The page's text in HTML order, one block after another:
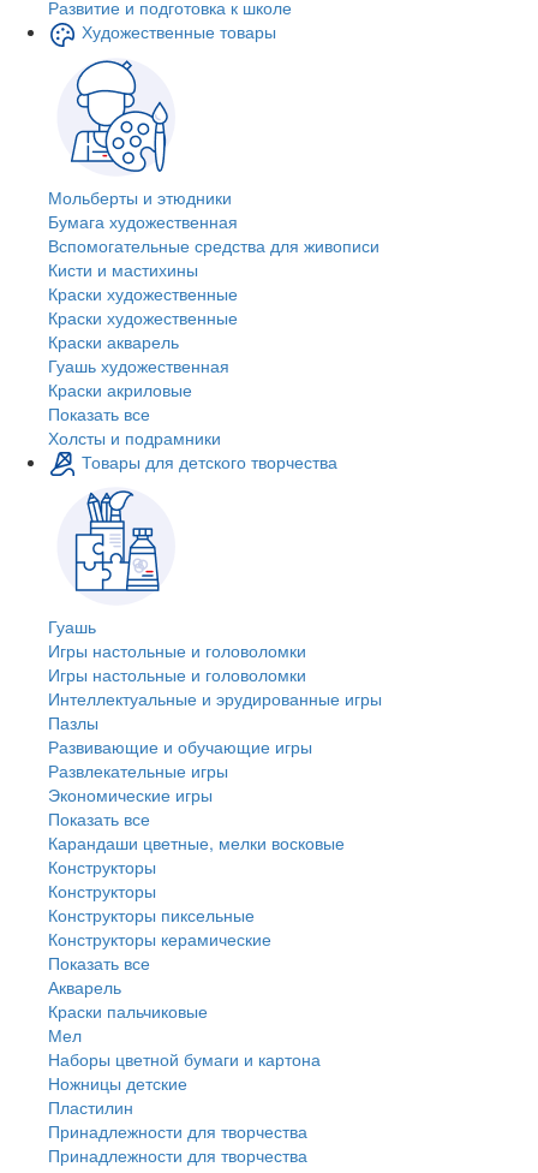
Развитие и подготовка к школе
Художественные товары
Мольберты и этюдники
Бумага художественная
Вспомогательные средства для живописи
Кисти и мастихины
Краски художественные
Краски художественные
Краски акварель
Гуашь художественная
Краски акриловые
Показать все
Холсты и подрамники
Товары для детского творчества
Гуашь
Игры настольные и головоломки
Игры настольные и головоломки
Интеллектуальные и эрудированные игры
Пазлы
Развивающие и обучающие игры
Развлекательные игры
Экономические игры
Показать все
Карандаши цветные, мелки восковые
Конструкторы
Конструкторы
Конструкторы пиксельные
Конструкторы керамические
Показать все
Акварель
Краски пальчиковые
Мел
Наборы цветной бумаги и картона
Ножницы детские
Пластилин
Принадлежности для творчества
Принадлежности для творчества